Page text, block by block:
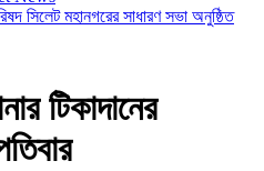
সিলেট মহানগরের সাধারণ সভা অনুষ্ঠিত
টিকাদানের